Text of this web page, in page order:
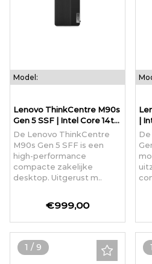
Model:
Lenovo ThinkCentre M90s
Gen 5 SSF | Intel Core 14t...
De Lenovo ThinkCentre
M90s Gen 5 SFF is een
high-performance
compacte zakelijke
desktop. Uitgerust m..
€999,00
|
1 / 9 1